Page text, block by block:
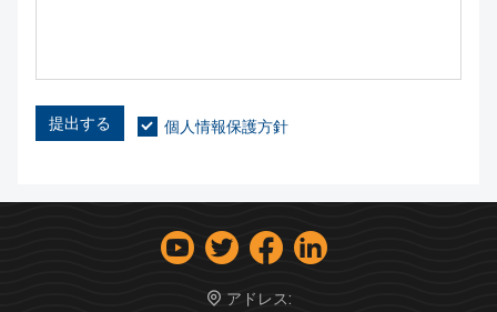
提出する 個人情報保護方針
アドレス: